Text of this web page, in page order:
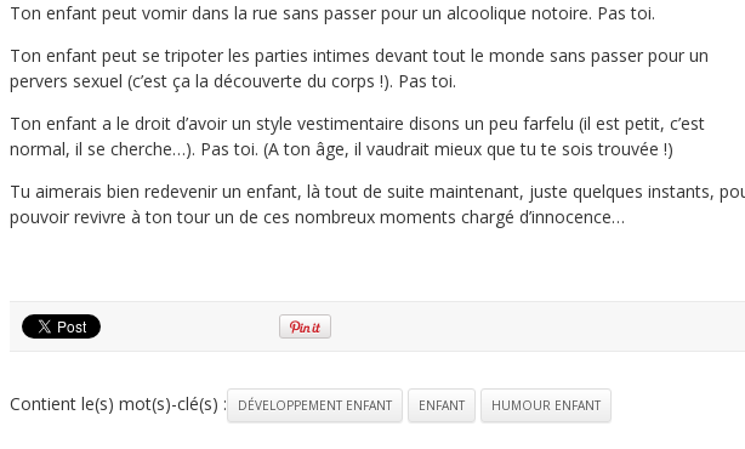
Ton enfant peut vomir dans la rue sans passer pour un alcoolique notoire. Pas toi.
Ton enfant peut se tripoter les parties intimes devant tout le monde sans passer pour un
pervers sexuel (c’est ça la découverte du corps !). Pas toi.
Ton enfant a le droit d’avoir un style vestimentaire disons un peu farfelu (il est petit, c’est
normal, il se cherche…). Pas toi. (A ton âge, il vaudrait mieux que tu te sois trouvée !)
Tu aimerais bien redevenir un enfant, là tout de suite maintenant, juste quelques instants,
pouvoir revivre à ton tour un de ces nombreux moments chargé d’innocence…
Contient le(s) mot(s)-clé(s) : DÉVELOPPEMENT ENFANT ENFANT HUMOUR ENFANT